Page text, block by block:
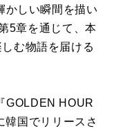
かしい瞬間を描い
5章を通じて、本
む物語を届ける
GOLDEN HOUR
国でリリースさ